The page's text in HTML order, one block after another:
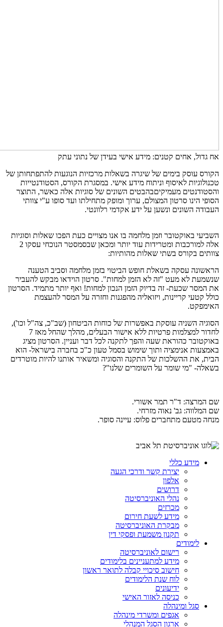
אח גדול, אחים קטנים: מידע אישי בעידן של נתוני עתק
הקורס עוסק בימים של שיגרה בשאלות מרכזיות הנוגעות להתפתחותן של
טכנולוגיות לאיסוף וניתוח מידע אישי. במסגרת הקורס, הסטודנטייות
והסטודנטים מעמיקיםבהבטים השונים של סוגיות אלה כאשר, התוצר
הסופי הינו סרטון המצולם, ערוך ומופק מתחילתו ועד סופו ע"י צוותי
העבודה השונים ונשען על ידע אקדמי רלוונטי.
השביעי באוקטובר וזמן מלחמה בו אנו מצויים כעת הפכו שאלות וסוגיות
אלה למורכבות ומטרידות עוד יותר ומכאן שבסמסטר הנוכחי עסקו 2
צוותים בקורס בשתי שאלות מהותיות:
הראשונה עסקה בשאלת חופש הביטוי בזמן מלחמה וסביב הטענה
שנשמעת לא מעט "זה לא הזמן למחות". סרטון הוידאו מבקש להעביר
את המסר שכעת- זה בדיוק הזמן הנכון למחות! ואף יותר מתמיד. הסרטון
כולל קטעי קריינות, ויזואליה מהפגנות וחזרה על המסר להעצמת
האימפקט.
הסוגיה השניה עוסקת באפשרות של כוחות הביטחון (שב"כ, צה"ל וכו'),
לחדור למצלמות פרטיות ללא אישור הבעלים, מהלך שהחל מאז 7
באוקטובר כהוראת שעה והפך לתקנה לכל דבר ועניין. הסרטון מציג
באמצעות אנימציה ותוך שימוש בסמל טעון כ"כ בחברה בישראל- הוא
הבית, את ההשלכות של התקנה והסוגיה ומשאיר אותנו להיות מוטרדים
בשאלה- "מי שומר על השומרים שלנו"?
שם המרצה: ד"ר תמר אשורי.
שם המלווה: גב' נאוה מזרחי.
מנחה מטעם מתחברים פלוס: עיינה סופר.
מידע כללי
יצירת קשר ודרכי הגעה
אלפון
דרושים
נהלי האוניברסיטה
מכרזים
מידע לשעת חירום
מבקרת האוניברסיטה
תקנון משמעת ופסקי דין
לימודים
רישום לאוניברסיטה
מידע למתעניינים בלימודים
חישוב סיכויי קבלה לתואר ראשון
לוח שנת הלימודים
ידיעונים
כניסה לאזור האישי
סגל ומינהלה
אגפים ומשרדי מינהלה
ארגון הסגל המנהלי